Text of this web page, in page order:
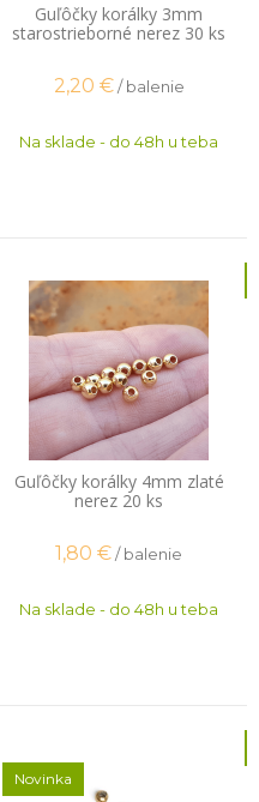
Guľôčky korálky 3mm
starostrieborné nerez 30 ks
2,20 € / balenie
Na sklade - do 48h u teba
Guľôčky korálky 4mm zlaté
nerez 20 ks
1,80 €/ balenie
Na sklade - do 48h u teba
Novinka